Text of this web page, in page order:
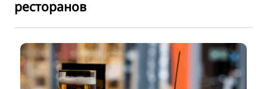
ресторанов